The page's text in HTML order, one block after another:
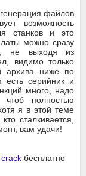
файлов
возможность
станков и это
можно сразу
не выходя из
видимо только
архива ниже по
есть серийник и
много, надо
полностью
я в этой теме
сталкивается,
вам удачи!
бесплатно